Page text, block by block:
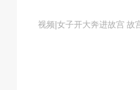
视频|女子开大奔进故宫 故